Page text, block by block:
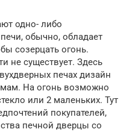
одно- либо
обычно, обладает
созерцать огонь.
не существует. Здесь
печах дизайн
На огонь возможно
или 2 маленьких. Тут
покупателей,
печной дверцы со